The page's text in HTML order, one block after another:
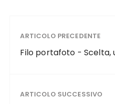
ARTICOLO PRECEDENTE
Filo portafoto - Scelta,
ARTICOLO SUCCESSIVO